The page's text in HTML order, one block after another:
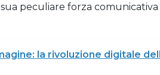
peculiare forza comunicativa
la rivoluzione digitale